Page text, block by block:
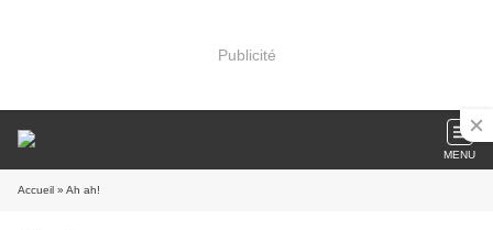
Publicité
MENU
Accueil » Ah ah!